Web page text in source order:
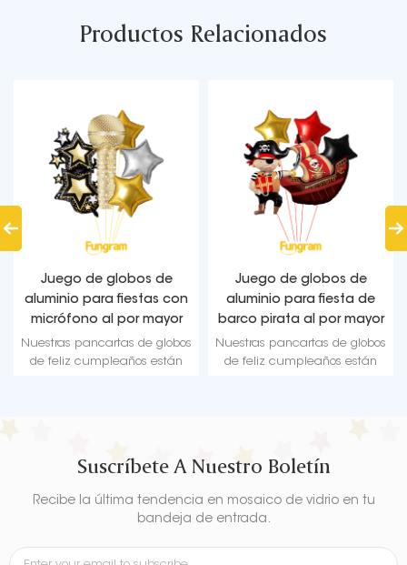
Productos Relacionados
Juego de globos de
aluminio para fiestas con
micrófono al por mayor
Nuestras pancartas de globos
de feliz cumpleaños están
aire.
Juego de globos de
aluminio para fiesta de
barco pirata al por mayor
Nuestras pancartas de globos
de feliz cumpleaños están
ultrabrillante que mantiene la
aire.
Suscríbete A Nuestro Boletín
Recibe la última tendencia en mosaico de vidrio en tu
bandeja de entrada.